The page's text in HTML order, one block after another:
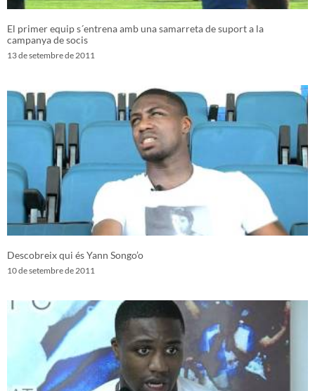
El primer equip s´entrena amb una samarreta de suport a la
campanya de socis
13 de setembre de 2011
Descobreix qui és Yann Songo’o
10 de setembre de 2011